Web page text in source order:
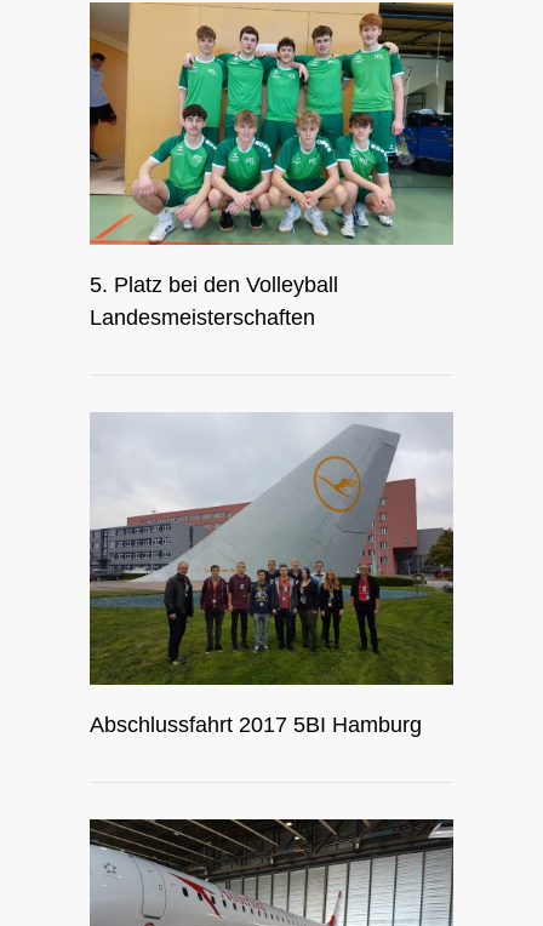
5. Platz bei den Volleyball
Landesmeisterschaften
Abschlussfahrt 2017 5BI Hamburg